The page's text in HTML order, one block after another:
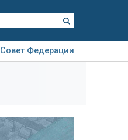
Совет Федерации